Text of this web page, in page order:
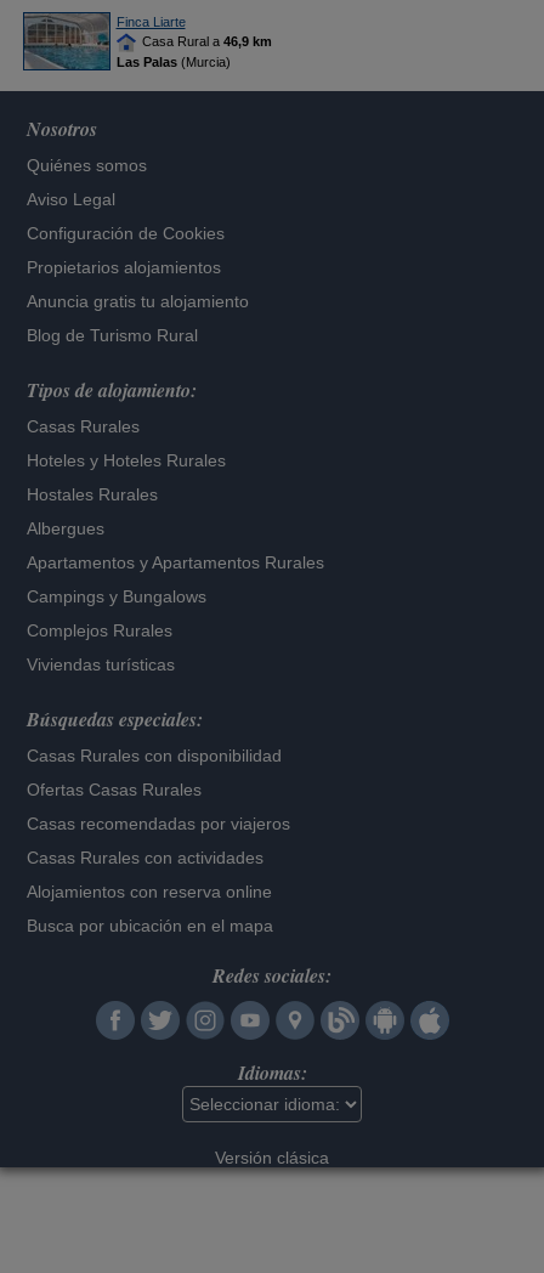
Finca Liarte
Casa Rural a 46,9 km
Las Palas(Murcia)
Nosotros
Quiénes somos
Aviso Legal
Configuración de Cookies
Propietarios alojamientos
Anuncia gratis tu alojamiento
Blog de Turismo Rural
Tipos de alojamiento:
Casas Rurales
Hoteles y Hoteles Rurales
Hostales Rurales
Albergues
Apartamentos yApartamentos Rurales
Campings y Bungalows
Complejos Rurales
Viviendas turísticas
Búsquedas especiales:
Casas Rurales con disponibilidad
Ofertas Casas Rurales
Casas recomendadas por viajeros
Casas Rurales con actividades
Alojamientos con reserva online
Busca por ubicación en el mapa
Redes sociales:
Idiomas:
Versión clásica